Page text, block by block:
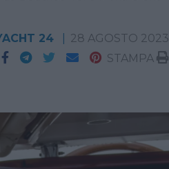
24
28 AGOSTO 2023
STAMPA